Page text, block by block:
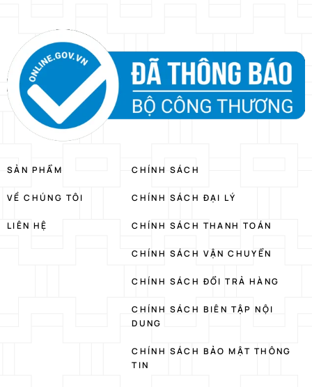
SẢN PHẨM
VỀ CHÚNG TÔI
LIÊN HỆ
CHÍNH SÁCH
CHÍNH SÁCH ĐẠI LÝ
CHÍNH SÁCH THANH TOÁN
CHÍNH SÁCH VẬN CHUYỂN
CHÍNH SÁCH ĐỔI TRẢ HÀNG
CHÍNH SÁCH BIÊN TẬP NỘI
DUNG
CHÍNH SÁCH BẢO MẬT THÔNG
TIN